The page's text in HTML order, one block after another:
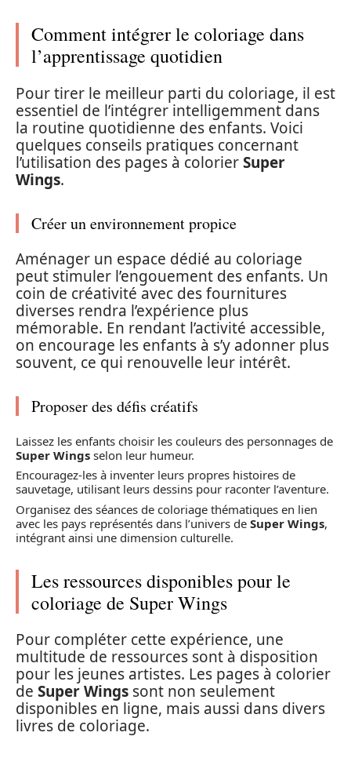
Comment intégrer le coloriage dans
l’apprentissage quotidien
Pour tirer le meilleur parti du coloriage, il est
essentiel de l’intégrer intelligemment dans
la routine quotidienne des enfants. Voici
quelques conseils pratiques concernant
l’utilisation des pages à colorierSuper
Wings.
Créer un environnement propice
Aménager un espace dédié au coloriage
peut stimuler l’engouement des enfants. Un
coin de créativité avec des fournitures
diverses rendra l’expérience plus
mémorable. En rendant l’activité accessible,
on encourage les enfants à s’y adonner plus
souvent, ce qui renouvelle leur intérêt.
Proposer des défis créatifs
Laissez les enfants choisir les couleurs des personnages de
Super Wings selon leur humeur.
Encouragez-les à inventer leurs propres histoires de
sauvetage, utilisant leurs dessins pour raconter l’aventure.
Organisez des séances de coloriage thématiques en lien
avec les pays représentés dans l’univers de Super Wings,
intégrant ainsi une dimension culturelle.
Les ressources disponibles pour le
coloriage de Super Wings
Pour compléter cette expérience, une
multitude de ressources sont à disposition
pour les jeunes artistes. Les pages à colorier
de Super Wings sont non seulement
disponibles en ligne, mais aussi dans divers
livres de coloriage.